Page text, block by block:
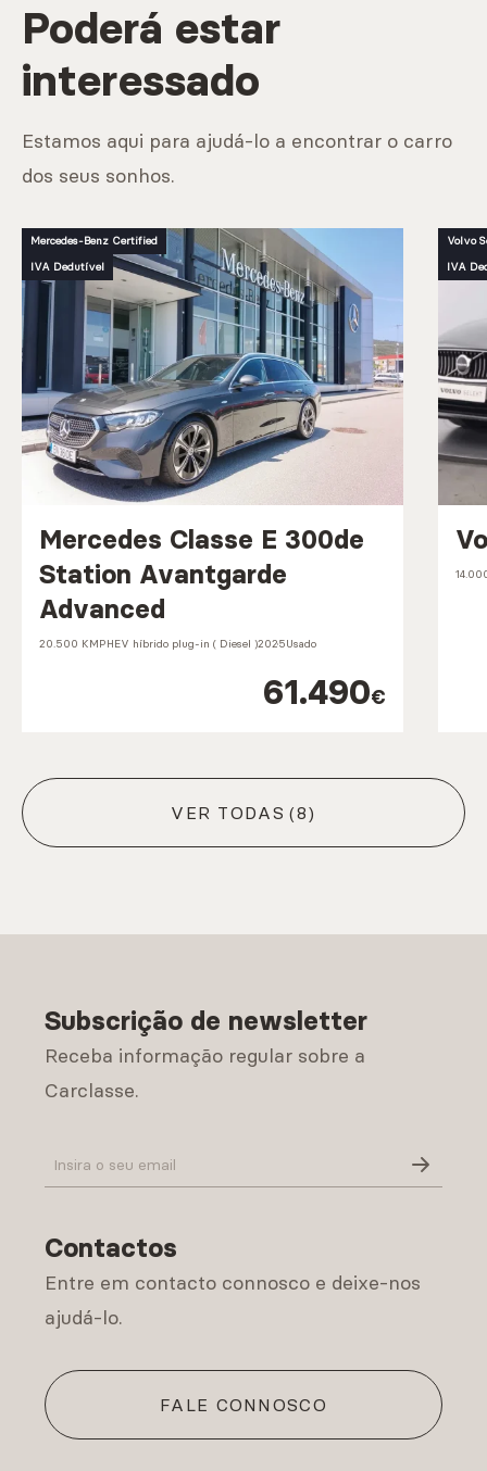
Poderá estar
interessado
Estamos aqui para ajudá-lo a encontrar o carro
dos seus sonhos.
Mercedes-Benz Certified
IVA Dedutível
Mercedes Classe E 300de
Station Avantgarde
Advanced
20.500 KMPHEV híbrido plug-in ( Diesel )2025Usado
61.490€
Volvo
IVA
VER TODAS (8)
Subscrição de newsletter
Receba informação regular sobre a
Carclasse.
Contactos
Entre em contacto connosco e deixe-nos
ajudá-lo.
FALE CONNOSCO